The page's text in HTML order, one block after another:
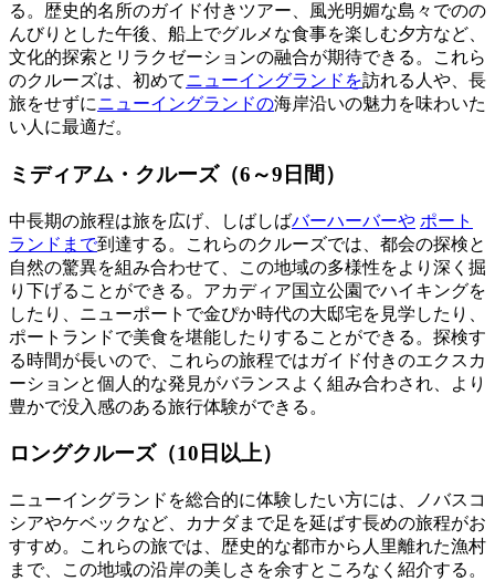
る。歴史的名所のガイド付きツアー、風光明媚な島々でのの
んびりとした午後、船上でグルメな食事を楽しむ夕方など、
文化的探索とリラクゼーションの融合が期待できる。これら
のクルーズは、初めてニューイングランドを訪れる人や、長
旅をせずにニューイングランドの海岸沿いの魅力を味わいた
い人に最適だ。
ミディアム・クルーズ（6～9日間）
中長期の旅程は旅を広げ、しばしばバーハーバーや ポート
ランドまで到達する。これらのクルーズでは、都会の探検と
自然の驚異を組み合わせて、この地域の多様性をより深く掘
り下げることができる。アカディア国立公園でハイキングを
したり、ニューポートで金ぴか時代の大邸宅を見学したり、
ポートランドで美食を堪能したりすることができる。探検す
る時間が長いので、これらの旅程ではガイド付きのエクスカ
ーションと個人的な発見がバランスよく組み合わされ、より
豊かで没入感のある旅行体験ができる。
ロングクルーズ（10日以上）
ニューイングランドを総合的に体験したい方には、ノバスコ
シアやケベックなど、カナダまで足を延ばす長めの旅程がお
すすめ。これらの旅では、歴史的な都市から人里離れた漁村
まで、この地域の沿岸の美しさを余すところなく紹介する。